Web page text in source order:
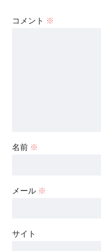
コメント ※
名前 ※
メール ※
サイト